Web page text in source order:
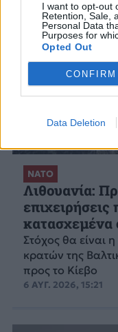
I want to opt-out
Retention, Sale,
Personal Data
Purposes for
Opted Out
CONFIRM
Data Deletion
ΝΑΤΟ
Λιθουανία:
κατασχεμένα
Στόχος θα είναι
κρατών της
προς το Κίεβο
6 ΑΥΓ. 2026, 15:21